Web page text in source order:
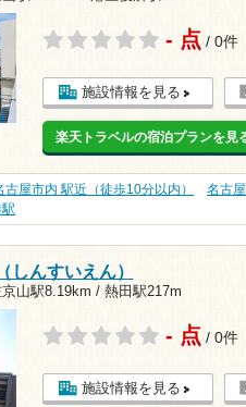
- 点 / 0件
施設情報を見る
楽天トラベルの宿泊プランを見
古屋市内 駅近（徒歩10分以内） 名古
しんすいえん）
京山駅8.19km / 熱田駅217m
- 点 / 0件
施設情報を見る